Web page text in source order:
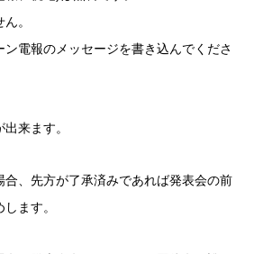
。
電報のメッセージを書き込んでくださ
来ます。
合、先方が了承済みであれば発表会の前
ます。